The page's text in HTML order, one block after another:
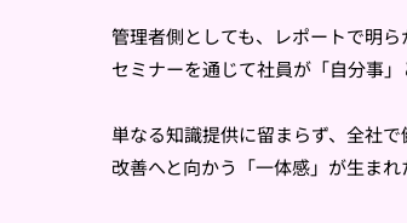
管理者側としても、レポートで明ら
セミナーを通じて社員が「自分事」
単なる知識提供に留まらず、全社で
改善へと向かう「一体感」が生まれ